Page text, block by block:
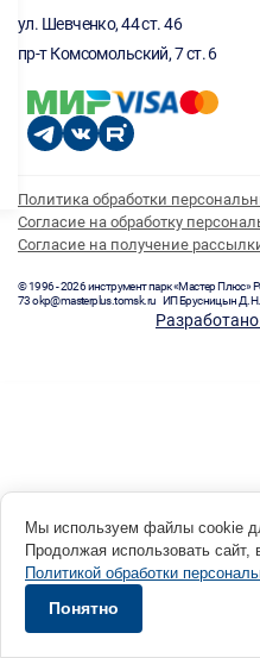
ул. Шевченко, 44 ст. 46
пр-т Комсомольский, 7 ст. 6
Политика обработки
Согласие на обработку
Согласие на получение
© 1996 - 2026 инструмент парк «Мастер Плюс»
73 okp@masterplus.tomsk.ru ИП Брусницын
Мы используем файлы cookie
Продолжая использовать
Политикой обработки
Понятно